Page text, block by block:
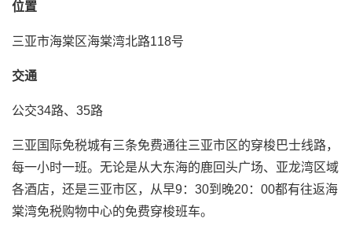
位置
三亚市海棠区海棠湾北路118号
交通
公交34路、35路
三亚国际免税城有三条免费通往三亚市区的穿梭巴士线路，
每一小时一班。无论是从大东海的鹿回头广场、亚龙湾区域
各酒店，还是三亚市区，从早9：30到晚20：00都有往返海
棠湾免税购物中心的免费穿梭班车。